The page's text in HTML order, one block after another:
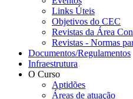
Links Úteis
Objetivos do CEC
Revistas da Área
Revistas - Normas
Documentos/Regulamentos
Infraestrutura
O Curso
Aptidões
Áreas de atuação